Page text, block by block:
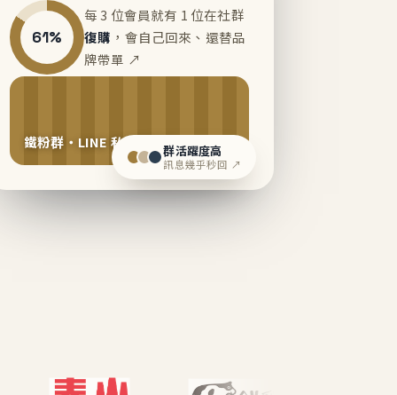
61%
每 3 位會員就有 1 位在社群
復購 ，會自己回來、還替品
牌帶單 ↗
鐵粉群・LINE 私域運營中群活躍度高
訊息幾乎秒回 ↗